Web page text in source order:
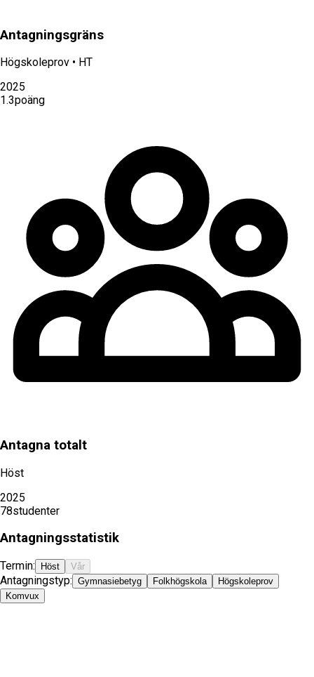
Antagningsgräns
Högskoleprov • HT
2025
1.3poäng
Antagna totalt
Höst
2025
78studenter
Antagningsstatistik
Termin: Höst Vår
Antagningstyp: Gymnasiebetyg Folkhögskola
Högskoleprov
Komvux